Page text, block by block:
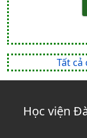
Tất cả
Học viện